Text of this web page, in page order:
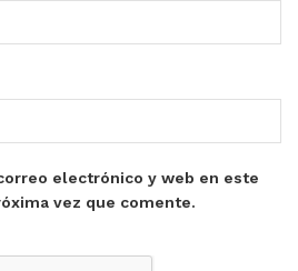
electrónico y web en este
vez que comente.